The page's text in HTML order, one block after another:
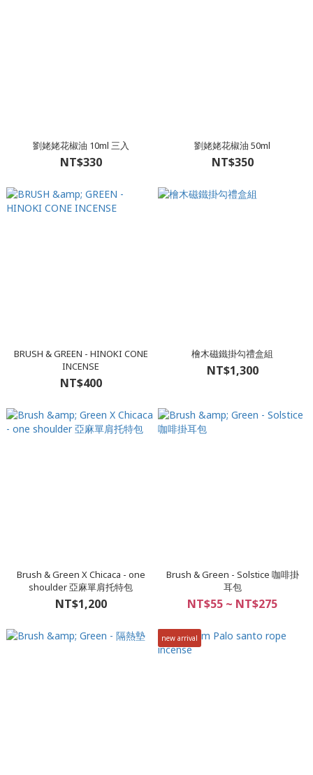
劉姥姥花椒油 10ml 三入
NT$330
劉姥姥花椒油 50ml
NT$350
BRUSH & GREEN - HINOKI CONE
INCENSE
NT$400
檜木磁鐵掛勾禮盒組
NT$1,300
Brush & Green X Chicaca - one
shoulder 亞麻單肩托特包
NT$1,200
Brush & Green - Solstice 咖啡掛
耳包
NT$55 ~ NT$275
new arrival